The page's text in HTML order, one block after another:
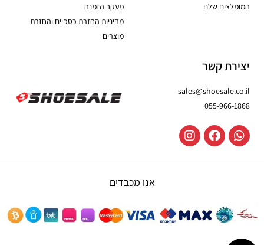
המומלצים שלנו
מעקב הזמנה
מדיניות החזרת כספיים והחזרת
מוצרים
יצירת קשר
sales@shoesale.co.il
055-966-1868
אנו מכבדים